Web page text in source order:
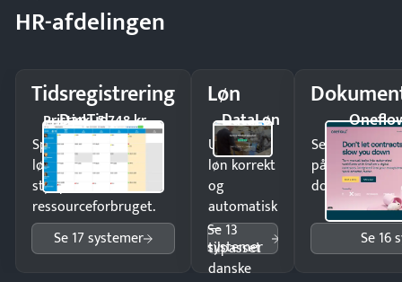
HR-afdelingen
Tidsregistrering
DanTid
Pristjek: 5.748 kr
Spar tid på
lønberegning og få
styr på
ressourceforbruget.
Se 17 systemer
Løn
DataLøn
Udbetal
løn korrekt
og
automatisk
—
tilpasset
danske
Se 13
systemer
Send
på minutter
dokumenter.
Se 16